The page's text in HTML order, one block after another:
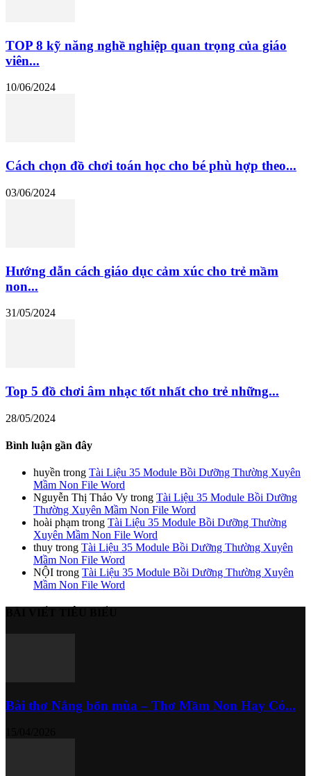
TOP 8 kỹ năng nghề nghiệp quan trọng của giáo
viên...
10/06/2024
Cách chọn đồ chơi toán học cho bé phù hợp theo...
03/06/2024
Hướng dẫn cách giáo dục cảm xúc cho trẻ mầm
non...
31/05/2024
Top 5 đồ chơi âm nhạc tốt nhất cho trẻ những...
28/05/2024
Bình luận gần đây
huyền trong Tài Liệu 35 Module Bồi Dưỡng Thường Xuyên
Mầm Non File Word
Nguyễn Thị Thảo Vy trong Tài Liệu 35 Module Bồi Dưỡng
Thường Xuyên Mầm Non File Word
hoài phạm trong Tài Liệu 35 Module Bồi Dưỡng Thường
Xuyên Mầm Non File Word
thuy trong Tài Liệu 35 Module Bồi Dưỡng Thường Xuyên
Mầm Non File Word
NỘI trong Tài Liệu 35 Module Bồi Dưỡng Thường Xuyên
Mầm Non File Word
Bài thơ Nắng bốn mùa – Thơ Mầm Non Hay Có...